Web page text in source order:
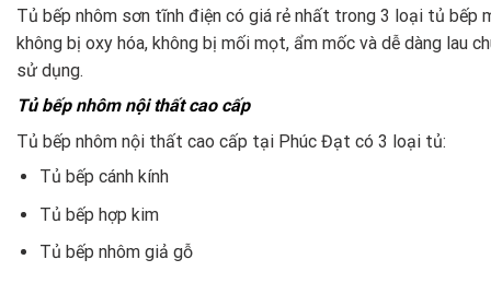
Tủ bếp nhôm sơn tĩnh điện có giá rẻ nhất trong 3 loại tủ bếp
không bị oxy hóa, không bị mối mọt, ẩm mốc và dễ dàng lau
sử dụng.
Tủ bếp nhôm nội thất cao cấp
Tủ bếp nhôm nội thất cao cấp tại Phúc Đạt có 3 loại tủ:
Tủ bếp cánh kính
Tủ bếp hợp kim
Tủ bếp nhôm giả gỗ